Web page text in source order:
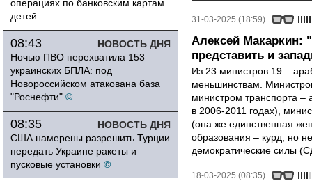
операциях по банковским картам
детей
НОВОСТЬ ДНЯ
08:43
Ночью ПВО перехватила 153
украинских БПЛА: под
Новороссийском атакована база
"Роснефти" ©
НОВОСТЬ ДНЯ
08:35
США намерены разрешить Турции
передать Украине ракеты и
пусковые установки ©
31-03-2025 (18:59)
Алексей Макаркин:
представить и
Из 23 министров 19 –
меньшинствам.
министром транспорта –
в 2006-2011 годах),
(она же единственная
образования – курд, но
демократические силы
18-03-2025 (08:35)